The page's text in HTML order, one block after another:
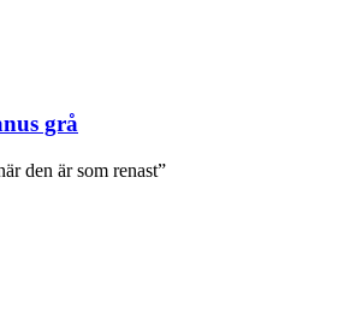
grå
den är som renast”